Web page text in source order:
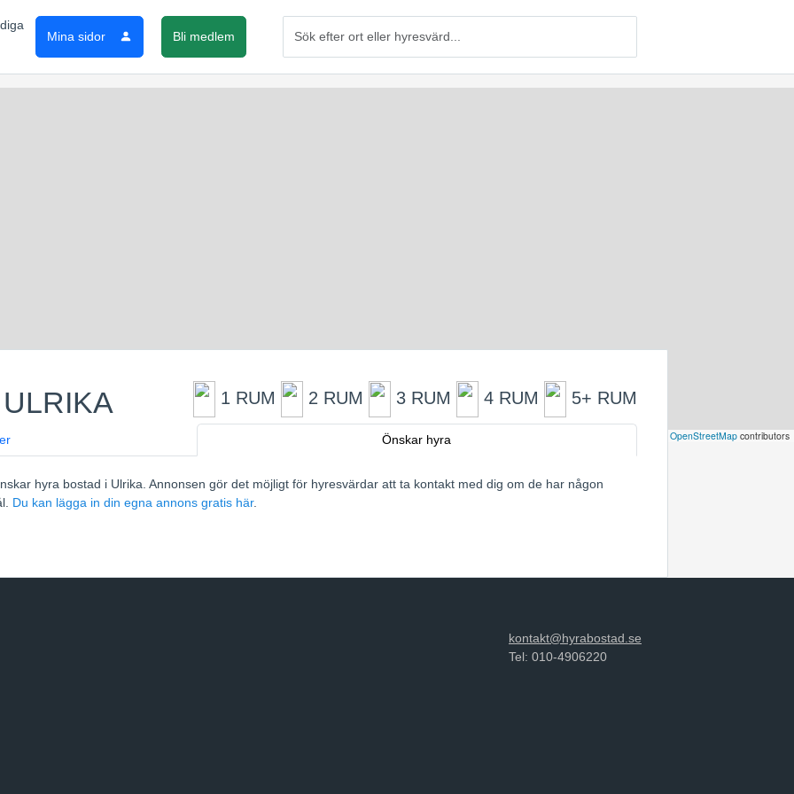
Mina sidor Bli medlem
OpenStreetMap contributors
1 RUM 2 RUM 3 RUM 4 RUM 5+ RUM
Önskar hyra
hyra bostad i Ulrika. Annonsen gör det möjligt för hyresvärdar att ta kontakt med dig om de har någon
Du kan lägga in din egna annons gratis här.
kontakt@hyrabostad.se
Tel: 010-4906220